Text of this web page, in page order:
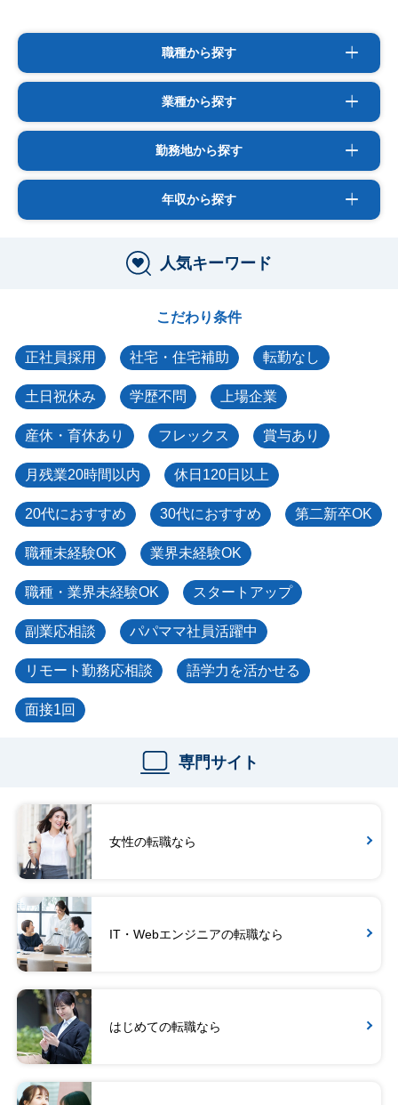
職種から探す
業種から探す
勤務地から探す
年収から探す
人気キーワード
こだわり条件
正社員採用 社宅・住宅補助 転勤なし
土日祝休み 学歴不問 上場企業
産休・育休あり フレックス 賞与あり
月残業20時間以内 休日120日以上
20代におすすめ 30代におすすめ 第二新卒OK
職種未経験OK 業界未経験OK
職種・業界未経験OK スタートアップ
副業応相談 パパママ社員活躍中
リモート勤務応相談 語学力を活かせる
面接1回
専門サイト
女性の転職なら
IT・Webエンジニアの転職なら
はじめての転職なら